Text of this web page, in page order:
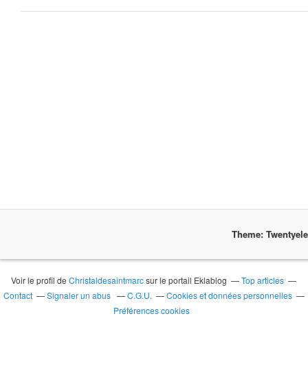
Theme:
Voir le profil deChristaldesaintmarcsur le portail Eklablog
Top articles
Contact
Signaler un abus C.G.U.
Cookies et données personnelles
Préférences cookies